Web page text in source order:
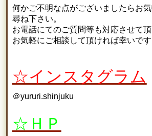
何かご不明な点がございましたらお
尋ね下さい。
お電話にてのご質問等も対応させて
お気軽にご相談して頂ければ幸いで
☆インスタグラム
＠yururi.shinjuku
☆ＨＰ